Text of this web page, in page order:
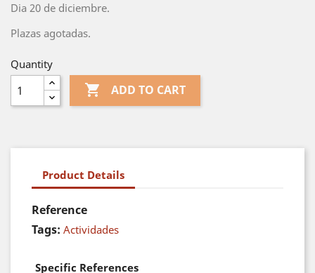
Dia 20 de diciembre.
Plazas agotadas.
Quantity
 ADD TO CART
Product Details
Reference
Tags: Actividades
Specific References